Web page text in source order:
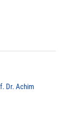
Dr. Achim